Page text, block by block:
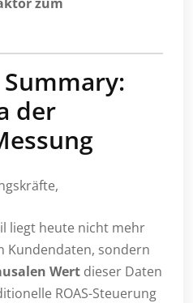
der
liegt heute nicht mehr
Kundendaten, sondern
Wert dieser Daten
ROAS-Steuerung